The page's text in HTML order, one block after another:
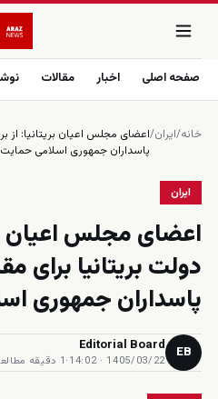
صفحه اصلی اخبار مقالات
خانه/ایران/اعضای مجلس اعیان بریتانیا: از
پاسداران جمهوری اسلامی حمایت
ایران
اعضای مجلس اعیان
دولت بریتانیا برای
پاسداران جمهوری
EB
Editorial Board
1405/03/22 · 14:02
·1 دقیقه مطالعه